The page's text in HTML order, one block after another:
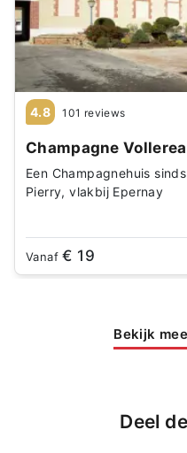
4.8 101 reviews
Champagne
Een Champagnehuis
Pierry, vlakbij Epernay
Vanaf€ 19
Bekijk
Deel